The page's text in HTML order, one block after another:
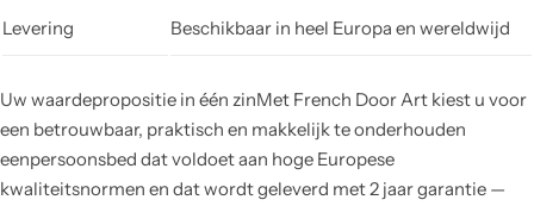
Levering Beschikbaar in heel Europa en wereldwijd
Uw waardepropositie in één zinMet French Door Art kiest u voor
een betrouwbaar, praktisch en makkelijk te onderhouden
eenpersoonsbed dat voldoet aan hoge Europese
kwaliteitsnormen en dat wordt geleverd met 2 jaar garantie —